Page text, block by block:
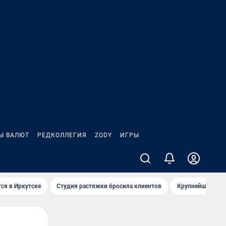
ВАЛЮТ РЕДКОЛЛЕГИЯ ZODY ИГРЫ
в Иркутске Студия растяжки бросила клиентов Крупнейшие